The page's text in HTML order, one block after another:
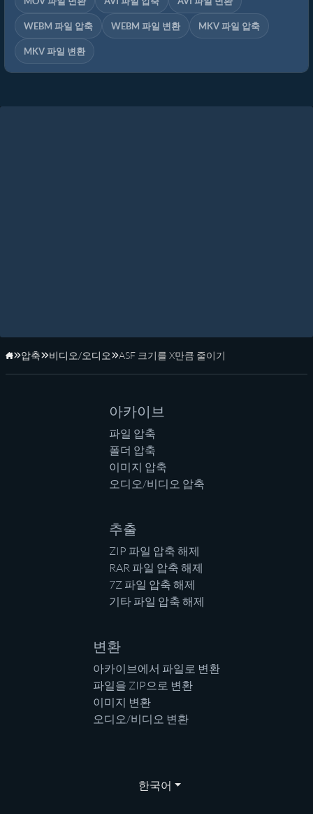
WEBM 파일 압축 WEBM 파일 변환 MKV 파일 압축
MKV 파일 변환
홈페이지
압축 비디오/오디오 ASF 크기를 X만큼 줄이기
아카이브
파일 압축
폴더 압축
이미지 압축
오디오/비디오 압축
추출
ZIP 파일 압축 해제
RAR 파일 압축 해제
7Z 파일 압축 해제
기타 파일 압축 해제
변환
아카이브에서 파일로 변환
파일을 ZIP으로 변환
이미지 변환
오디오/비디오 변환
한국어